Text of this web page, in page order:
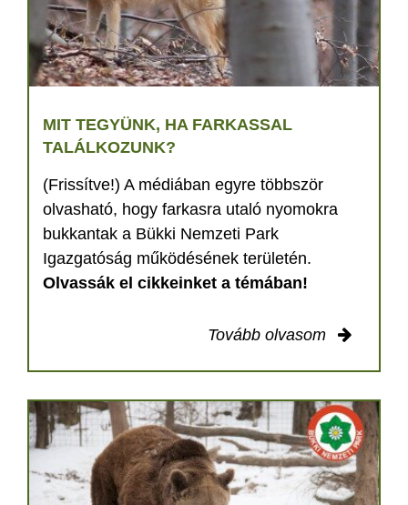
MIT TEGYÜNK, HA FARKASSAL
TALÁLKOZUNK?
(Frissítve!) A médiában egyre többször
olvasható, hogy farkasra utaló nyomokra
bukkantak a Bükki Nemzeti Park
Igazgatóság működésének területén.
Olvassák el cikkeinket a témában!
Tovább olvasom